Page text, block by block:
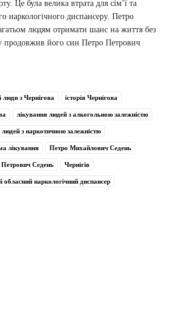
Це була велика втрата для сім’ї та
наркологічного диспансеру. Петро
людям отримати шанс на життя без
продовжив його син Петро Петрович
люди з Чернігова історія Чернігова
лікування людей з алкогольною залежністю
людей з наркотичною залежністю
лікування Петро Михайлович Седень
Седень Чернігів
обласний наркологічний диспансер